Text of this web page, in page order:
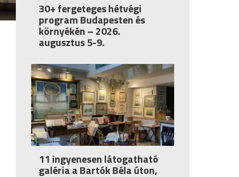
30+ fergeteges hétvégi
program Budapesten és
környékén – 2026.
augusztus 5-9.
11 ingyenesen látogatható
galéria a Bartók Béla úton,